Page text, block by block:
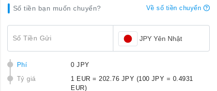
Số tiền bạn muốn chuyển? Về số tiền chuyển
Số Tiền Gửi JPY Yên Nhật
Phí
0 JPY
Tỷ giá
1 EUR = 202.76 JPY (100 JPY = 0.4931
EUR)